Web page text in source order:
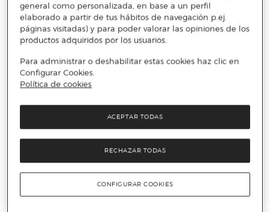
general como personalizada, en base a un perfil
elaborado a partir de tus hábitos de navegación p.ej.
páginas visitadas) y para poder valorar las opiniones de los
productos adquiridos por los usuarios.
Para administrar o deshabilitar estas cookies haz clic en
Configurar Cookies.
Política de cookies
RECHAZAR TODAS
ACEPTAR TODAS
CONFIGURAR COOKIES